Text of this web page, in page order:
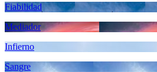
Fiabilidad
Mediador
Infierno
Sangre